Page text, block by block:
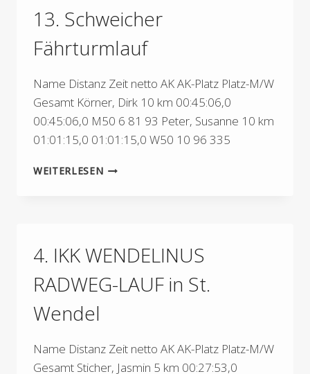
13. Schweicher
Fährturmlauf
Name Distanz Zeit netto AK AK-Platz Platz-M/W
Gesamt Körner, Dirk 10 km 00:45:06,0
00:45:06,0 M50 6 81 93 Peter, Susanne 10 km
01:01:15,0 01:01:15,0 W50 10 96 335
WEITERLESEN13.
4. IKK WENDELINUS
RADWEG-LAUF in St.
Wendel
Name Distanz Zeit netto AK AK-Platz Platz-M/W
Gesamt Sticher, Jasmin 5 km 00:27:53,0